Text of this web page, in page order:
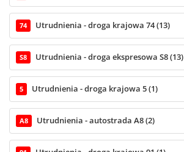
74 Utrudnienia - droga krajowa 74 (13)
S8 Utrudnienia - droga ekspresowa S8 (13)
5 Utrudnienia - droga krajowa 5 (1)
A8 Utrudnienia - autostrada A8 (2)